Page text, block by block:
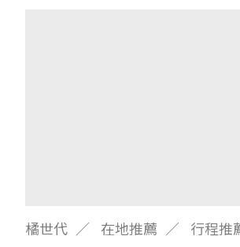
橘世代 在地推薦 行程推